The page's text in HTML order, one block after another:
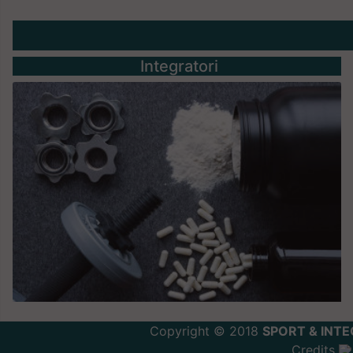
Integratori
Copyright © 2018 SPORT &
Credits